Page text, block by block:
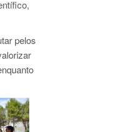
pelos